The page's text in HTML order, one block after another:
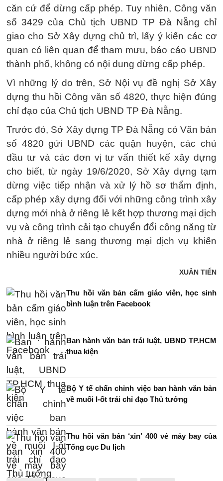
căn cứ để dừng cấp phép. Tuy nhiên, Công văn
số 3429 của Chủ tịch UBND TP Đà Nẵng chỉ
giao cho Sở Xây dựng chủ trì, lấy ý kiến các cơ
quan có liên quan để tham mưu, báo cáo UBND
thành phố, không có nội dung dừng cấp phép.
Vì những lý do trên, Sở Nội vụ đề nghị Sở Xây
dựng thu hồi Công văn số 4820, thực hiện đúng
chỉ đạo của Chủ tịch UBND TP Đà Nẵng.
Trước đó, Sở Xây dựng TP Đà Nẵng có Văn bản
số 4820 gửi UBND các quận huyện, các chủ
đầu tư và các đơn vị tư vấn thiết kế xây dựng
cho biết, từ ngày 19/6/2020, Sở Xây dựng tạm
dừng việc tiếp nhận và xử lý hồ sơ thẩm định,
cấp phép xây dựng đối với những công trình xây
dựng mới nhà ở riêng lẻ kết hợp thương mại dịch
vụ và công trình cải tạo chuyển đổi công năng từ
nhà ở riêng lẻ sang thương mại dịch vụ khiến
nhiều người bức xúc.
XUÂN TIẾN
Thu hồi văn bản cấm giáo viên, học sinh
bình luận trên Facebook
Ban hành văn bản trái luật, UBND TP.HCM
thua kiện
Bộ Y tế chấn chỉnh việc ban hành văn bản
về muối I-ốt trái chỉ đạo Thủ tướng
Thu hồi văn bản ‘xin’ 400 vé máy bay của
Tổng cục Du lịch